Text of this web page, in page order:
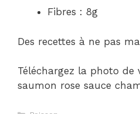
Fibres : 8g
Des recettes à ne pas
Téléchargez la photo de
saumon rose sauce